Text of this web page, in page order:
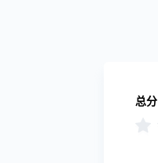
总分